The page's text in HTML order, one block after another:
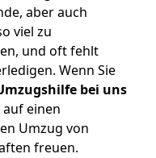
aber auch
viel zu
und oft fehlt
Wenn Sie
bei uns
einen
Umzug von
freuen.